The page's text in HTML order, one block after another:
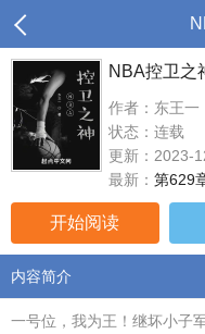
NBA控卫之
作者：东王一
状态：连载
更新：2023-
最新： 第629
开始阅读
内容简介
一号位，我为王！继坏小子